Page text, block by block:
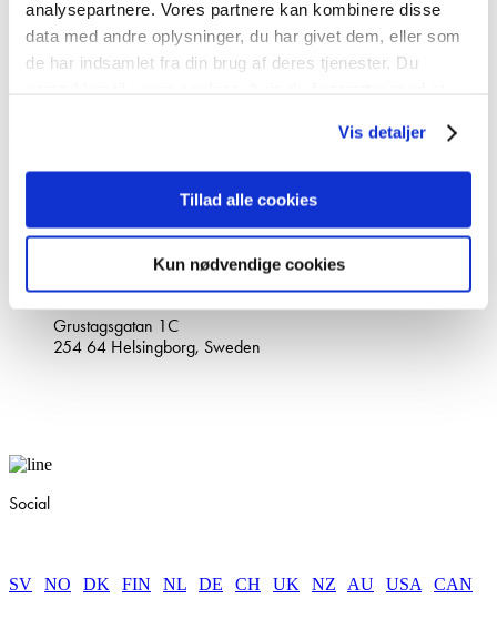
analysepartnere. Vores partnere kan kombinere disse
data med andre oplysninger, du har givet dem, eller som
de har indsamlet fra din brug af deres tjenester. Du
Vis detaljer
Tillad alle cookies
Kun nødvendige cookies
Our STORY
Become partner
PARTNER LOGIN
+46(0)10-147 07 00
info@stopdigging.dk
Request a quote
Grustagsgatan 1C
254 64 Helsingborg, Sweden
Social
SV NO DK FIN NL DE CH UK NZ AU USA CAN